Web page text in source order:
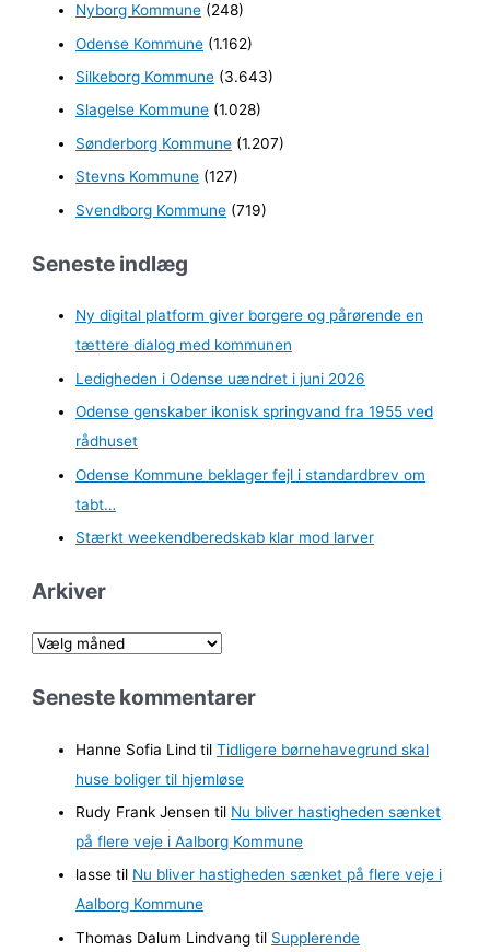
Nyborg Kommune (248)
Odense Kommune (1.162)
Silkeborg Kommune (3.643)
Slagelse Kommune (1.028)
Sønderborg Kommune (1.207)
Stevns Kommune (127)
Svendborg Kommune (719)
Seneste indlæg
Ny digital platform giver borgere og pårørende en
tættere dialog med kommunen
Ledigheden i Odense uændret i juni 2026
Odense genskaber ikonisk springvand fra 1955 ved
rådhuset
Odense Kommune beklager fejl i standardbrev om
tabt…
Stærkt weekendberedskab klar mod larver
Arkiver
A
k
Seneste kommentarer
Hanne Sofia Lind tilTidligere børnehavegrund skal
huse boliger til hjemløse
Rudy Frank Jensen til Nu bliver hastigheden sænket
på flere veje i Aalborg Kommune
lasse til Nu bliver hastigheden sænket på flere veje i
Aalborg Kommune
Thomas Dalum Lindvang til Supplerende